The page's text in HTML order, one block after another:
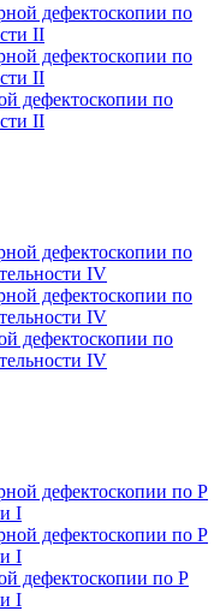
дефектоскопии по
II
дефектоскопии по
IV
дефектоскопии по Р
I